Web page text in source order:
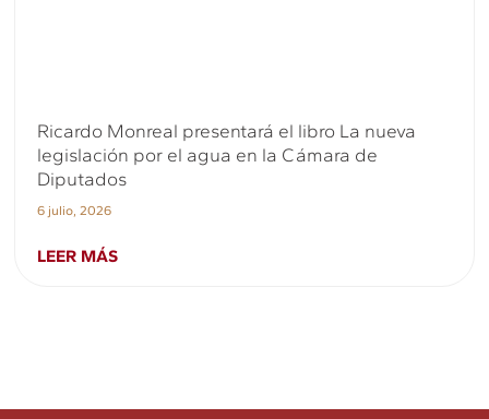
Ricardo Monreal presentará el libro La nueva
legislación por el agua en la Cámara de
Diputados
6 julio, 2026
LEER MÁS